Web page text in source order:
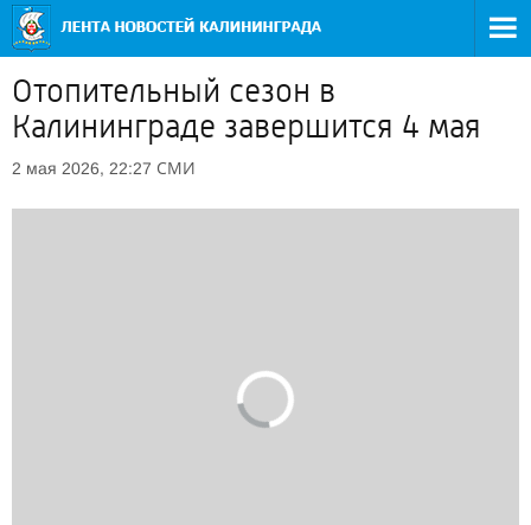
Отопительный сезон в
Калининграде завершится 4 мая
2 мая 2026, 22:27 СМИ